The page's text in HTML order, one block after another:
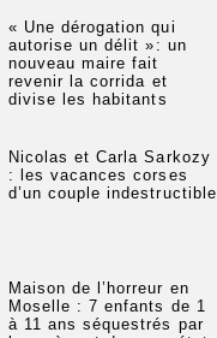
« Une dérogation qui
autorise un délit »: un
nouveau maire fait
revenir la corrida et
divise les habitants
Nicolas et Carla Sarkozy
: les vacances corses
d’un couple indestructible
Maison de l’horreur en
Moselle : 7 enfants de 1
à 11 ans séquestrés par